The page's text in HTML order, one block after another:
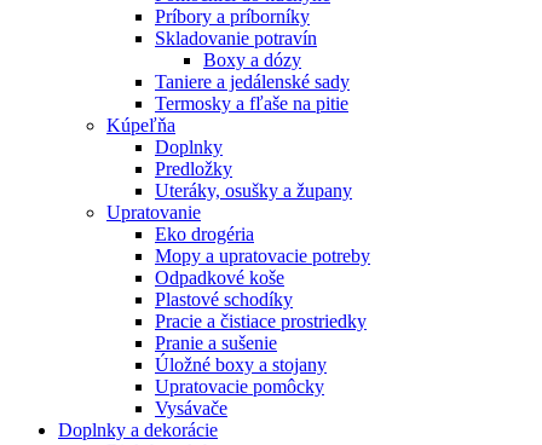
Príbory a príborníky
Skladovanie potravín
Boxy a dózy
Taniere a jedálenské sady
Termosky a fľaše na pitie
Kúpeľňa
Doplnky
Predložky
Uteráky, osušky a župany
Upratovanie
Eko drogéria
Mopy a upratovacie potreby
Odpadkové koše
Plastové schodíky
Pracie a čistiace prostriedky
Pranie a sušenie
Úložné boxy a stojany
Upratovacie pomôcky
Vysávače
Doplnky a dekorácie